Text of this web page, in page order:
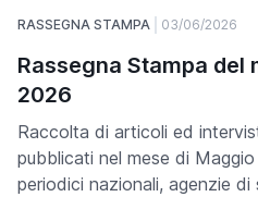
RASSEGNA STAMPA 03/06/2026
Rassegna Stampa del
2026
Raccolta di articoli ed
pubblicati nel mese di
periodici nazionali, agenzie